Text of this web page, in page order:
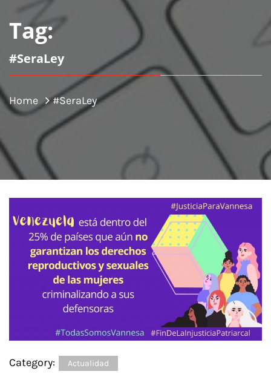
Tag:
#SeraLey
Home #SeraLey
Category: Actualidad